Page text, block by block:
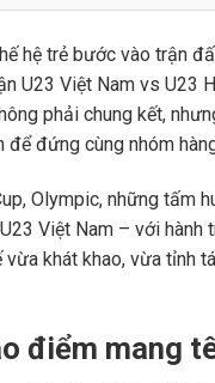
hệ trẻ bước vào trận
U23 Việt Nam vs U23
phải chung kết,
đứng cùng nhóm
Olympic, những tấm
Việt Nam – với
khát khao, vừa tỉnh
điểm mang